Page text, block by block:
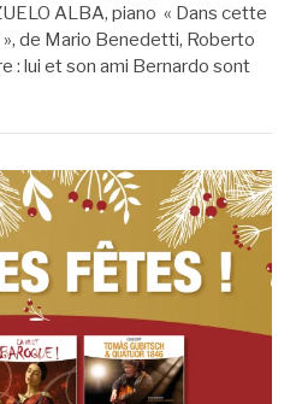
ALBA, piano « Dans cette
de Mario Benedetti, Roberto
: lui et son ami Bernardo sont